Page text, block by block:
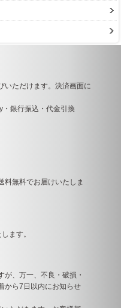
いただけます。決済画面に
銀行振込・代金引換
料無料でお届けいたしま
ます。
、万一、不良・破損・
から7日以内にお知らせ